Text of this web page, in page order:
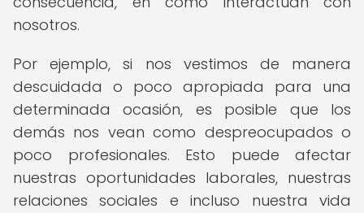
nosotros.
Por ejemplo, si nos vestimos de manera
descuidada o poco apropiada para una
determinada ocasión, es posible que los
demás nos vean como despreocupados o
poco profesionales. Esto puede afectar
nuestras oportunidades laborales, nuestras
relaciones sociales e incluso nuestra vida